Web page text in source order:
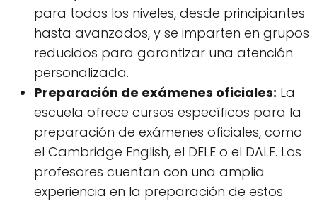
para todos los niveles, desde principiantes
hasta avanzados, y se imparten en grupos
reducidos para garantizar una atención
personalizada.
Preparación de exámenes oficiales: La
escuela ofrece cursos específicos para la
preparación de exámenes oficiales, como
el Cambridge English, el DELE o el DALF. Los
profesores cuentan con una amplia
experiencia en la preparación de estos